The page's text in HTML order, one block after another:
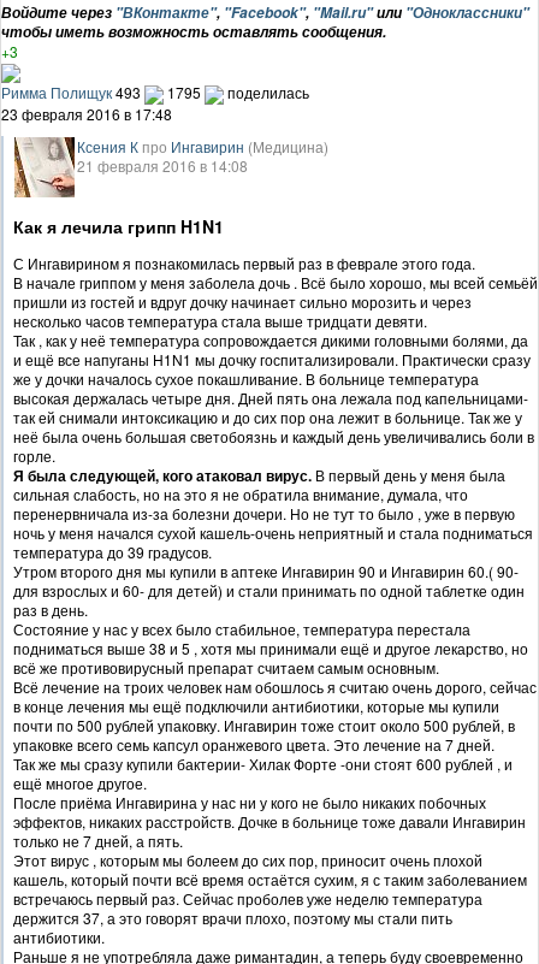
Войдите через "ВКонтакте", "Facebook", "Mail.ru"или "Одноклассники"
чтобы иметь возможность оставлять сообщения.
+3
Римма Полищук493 1795
поделилась
23 февраля 2016 в 17:48
Ксения К про Ингавирин (Медицина)
21 февраля 2016 в 14:08
Как я лечила грипп H1N1
С Ингавирином я познакомилась первый раз в феврале этого года.
В начале гриппом у меня заболела дочь . Всё было хорошо, мы всей семьёй
пришли из гостей и вдруг дочку начинает сильно морозить и через
несколько часов температура стала выше тридцати девяти.
Так , как у неё температура сопровождается дикими головными болями, да
и ещё все напуганы H1N1 мы дочку госпитализировали. Практически сразу
же у дочки началось сухое покашливание. В больнице температура
высокая держалась четыре дня. Дней пять она лежала под капельницами-
так ей снимали интоксикацию и до сих пор она лежит в больнице. Так же у
неё была очень большая светобоязнь и каждый день увеличивались боли в
горле.
Я была следующей, кого атаковал вирус. В первый день у меня была
сильная слабость, но на это я не обратила внимание, думала, что
перенервничала из-за болезни дочери. Но не тут то было , уже в первую
ночь у меня начался сухой кашель-очень неприятный и стала подниматься
температура до 39 градусов.
Утром второго дня мы купили в аптеке Ингавирин 90 и Ингавирин 60.( 90-
для взрослых и 60- для детей) и стали принимать по одной таблетке один
раз в день.
Состояние у нас у всех было стабильное, температура перестала
подниматься выше 38 и 5 , хотя мы принимали ещё и другое лекарство, но
всё же противовирусный препарат считаем самым основным.
Всё лечение на троих человек нам обошлось я считаю очень дорого, сейчас
в конце лечения мы ещё подключили антибиотики, которые мы купили
почти по 500 рублей упаковку. Ингавирин тоже стоит около 500 рублей, в
упаковке всего семь капсул оранжевого цвета. Это лечение на 7 дней.
Так же мы сразу купили бактерии- Хилак Форте -они стоят 600 рублей , и
ещё многое другое.
После приёма Ингавирина у нас ни у кого не было никаких побочных
эффектов, никаких расстройств. Дочке в больнице тоже давали Ингавирин
только не 7 дней, а пять.
Этот вирус , которым мы болеем до сих пор, приносит очень плохой
кашель, который почти всё время остаётся сухим, я с таким заболеванием
встречаюсь первый раз. Сейчас проболев уже неделю температура
держится 37, а это говорят врачи плохо, поэтому мы стали пить
антибиотики.
Раньше я не употребляла даже римантадин, а теперь буду своевременно